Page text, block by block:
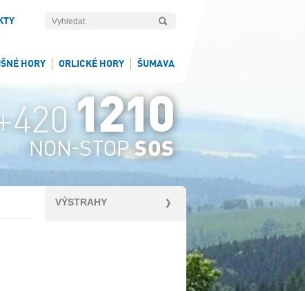
HORY ORLICKÉ HORY ŠUMAVA
VÝSTRAHY